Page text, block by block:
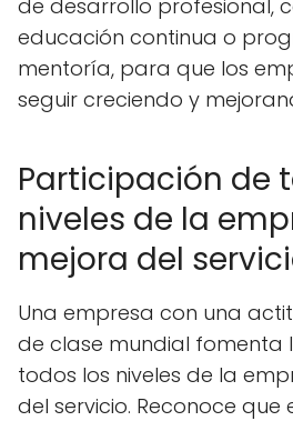
de desarrollo profesional,
educación continua o
mentoría, para que los
seguir creciendo y
Participación de
niveles de la
mejora del
Una empresa con una
de clase mundial fomenta
todos los niveles de la
del servicio. Reconoce que